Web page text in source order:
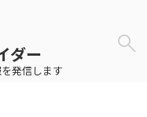
ダー
発信します